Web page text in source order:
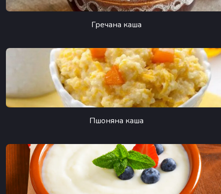
Гречана каша
Пшоняна каша